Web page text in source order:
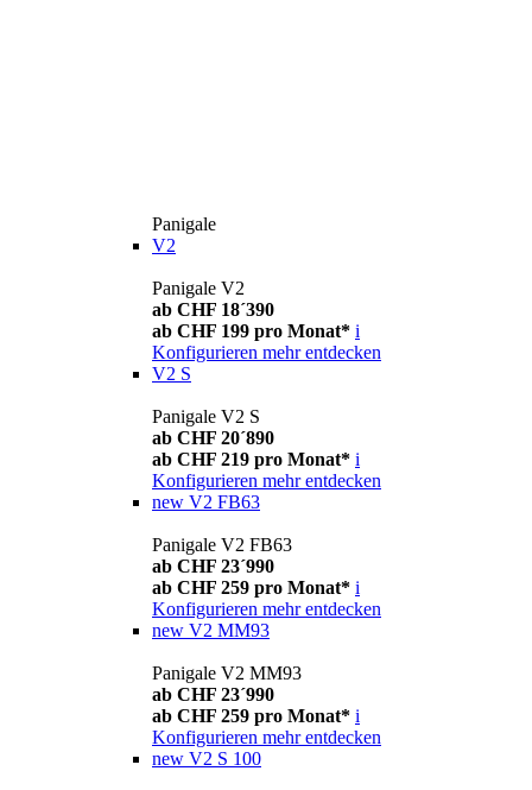
Panigale
V2
Panigale V2
ab CHF 18´390
ab CHF 199 pro Monat* i
Konfigurieren mehr entdecken
V2 S
Panigale V2 S
ab CHF 20´890
ab CHF 219 pro Monat* i
Konfigurieren mehr entdecken
new V2 FB63
Panigale V2 FB63
ab CHF 23´990
ab CHF 259 pro Monat* i
Konfigurieren mehr entdecken
new V2 MM93
Panigale V2 MM93
ab CHF 23´990
ab CHF 259 pro Monat* i
Konfigurieren mehr entdecken
new V2 S 100